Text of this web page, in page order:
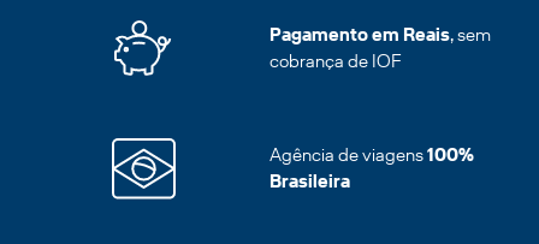
Pagamento em Reais, sem
cobrança de IOF
Agência de viagens100%
Brasileira